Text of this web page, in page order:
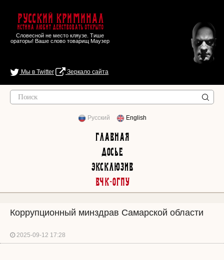
Русский Криминал
Истина любит действовать открыто
Словесной не место кляузе. Тише
ораторы! Ваше слово товарищ Маузер
Мы в Twitter Зеркало сайта
Русский English
Главная
Досье
Эксклюзив
ВЧК-ОГПУ
Коррупционный минздрав Самарской области
2025-09-12 17:28